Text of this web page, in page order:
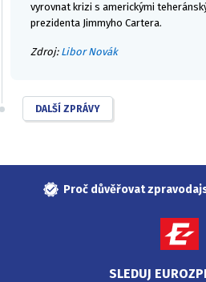
vyrovnat krizi s americkými
prezidenta Jimmyho Cartera.
Zdroj: Libor Novák
DALŠÍ ZPRÁVY
Proč důvěřovat
SLEDUJ